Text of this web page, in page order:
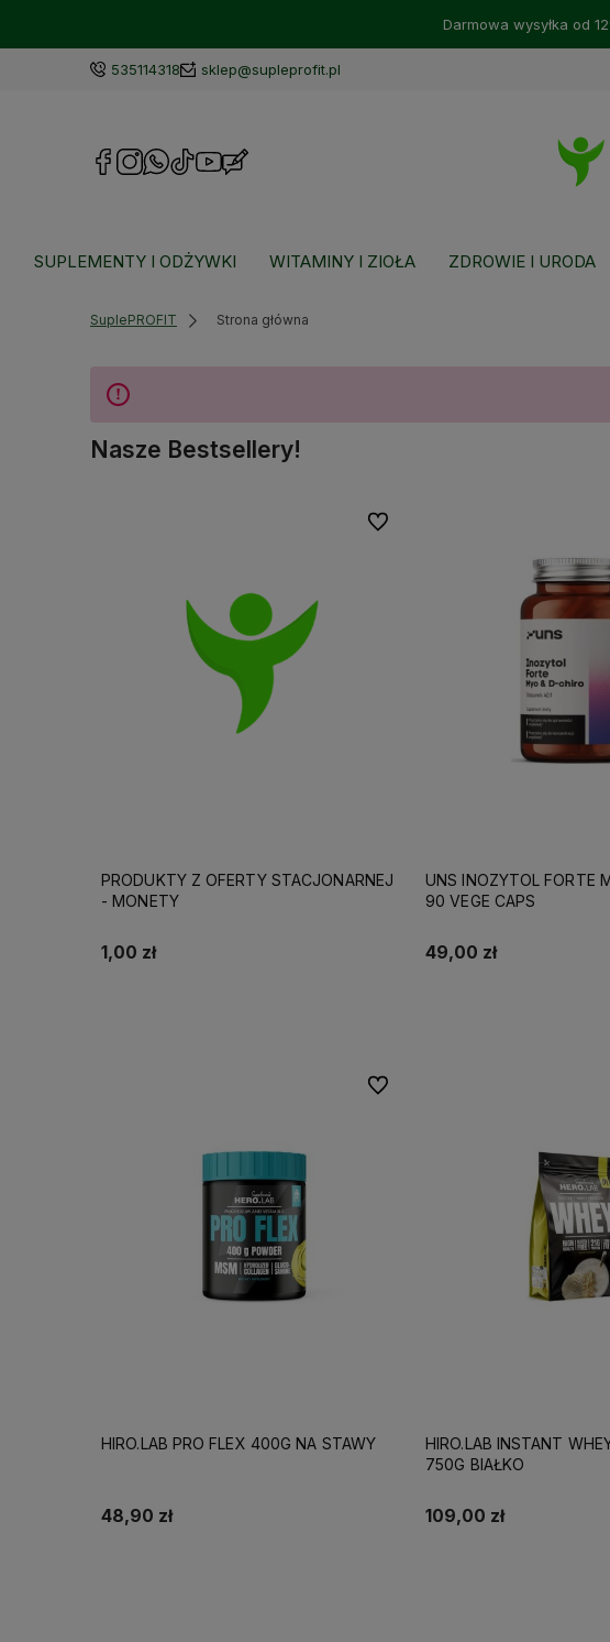
Darmowa wysyłka od
535114318 sklep@supleprofit.pl
SUPLEMENTY I ODŻYWKI WITAMINY I ZIOŁA ZDROWIE I URODA
SuplePROFIT Strona główna
Nasze Bestsellery!
PRODUKTY Z OFERTY STACJONARNEJ
- MONETY
1,00 zł
Do ulubionych
UNS INOZYTOL FORTE
90 VEGE CAPS
49,00 zł
HIRO.LAB PRO FLEX 400G NA STAWY
48,90 zł
Do ulubionych
HIRO.LAB INSTANT
750G BIAŁKO
109,00 zł